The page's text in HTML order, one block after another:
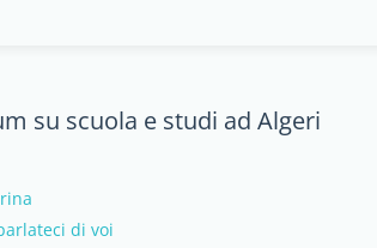
su scuola e studi ad Algeri
di voi